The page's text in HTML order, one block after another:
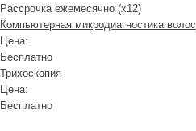
Рассрочка ежемесячно (x12)
Компьютерная микродиагностика волос
Цена:
Бесплатно
Трихоскопия
Цена:
Бесплатно